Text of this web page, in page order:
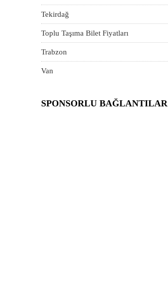
Tekirdağ
Toplu Taşıma Bilet Fiyatları
Trabzon
Van
SPONSORLU BAĞLANTILAR